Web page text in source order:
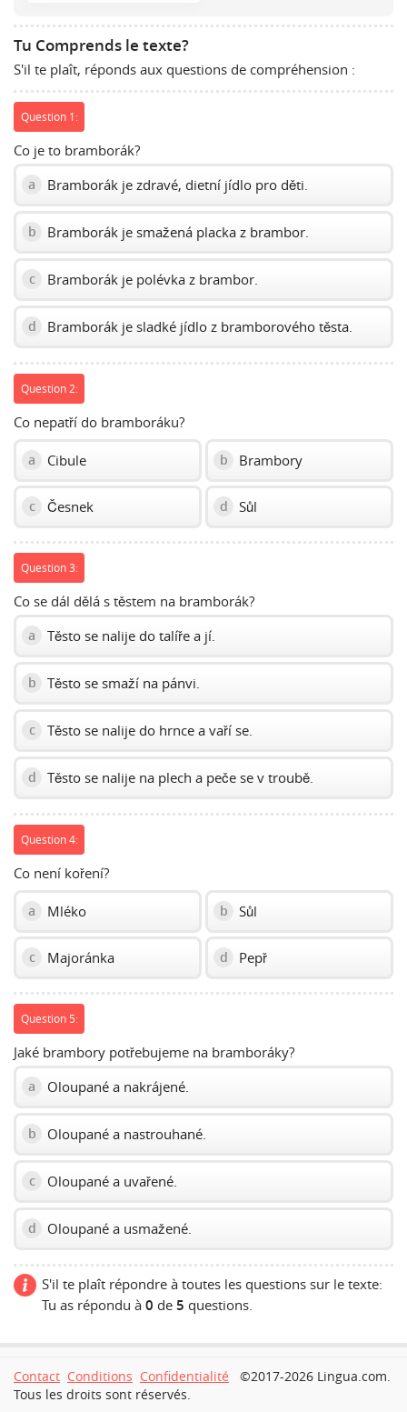
volume
Tu Comprends le texte?
S'il te plaît, réponds aux questions de compréhension :
Question 1:
Co je to bramborák?
a Bramborák je zdravé, dietní jídlo pro děti.
b Bramborák je smažená placka z brambor.
c Bramborák je polévka z brambor.
d Bramborák je sladké jídlo z bramborového těsta.
Question 2:
Co nepatří do bramboráku?
a Cibule b Brambory
c Česnek d Sůl
Question 3:
Co se dál dělá s těstem na bramborák?
a Těsto se nalije do talíře a jí.
b Těsto se smaží na pánvi.
c Těsto se nalije do hrnce a vaří se.
d Těsto se nalije na plech a peče se v troubě.
Question 4:
Co není koření?
a Mléko b Sůl
c Majoránka d Pepř
Question 5:
Jaké brambory potřebujeme na bramboráky?
a Oloupané a nakrájené.
b Oloupané a nastrouhané.
c Oloupané a uvařené.
d Oloupané a usmažené.
S'il te plaît répondre à toutes les questions sur le texte:
Tu as répondu à 0 de 5 questions.
Contact Conditions Confidentialité
©2017-2026 Lingua.com.
Tous les droits sont réservés.